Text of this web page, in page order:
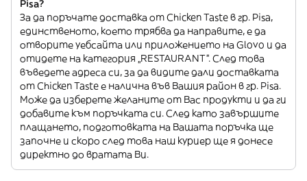
Pisa?
За да поръчате доставка от Chicken Taste в гр. Pisa,
единственото, което трябва да направите, е да
отворите уебсайта или приложението на Glovo и да
отидете на категория „RESTAURANT”. След това
въведете адреса си, за да видите дали доставката
от Chicken Taste е налична във Вашия район в гр. Pisa.
Може да изберете желаните от Вас продукти и да ги
добавите към поръчката си. След като завършите
плащането, подготовката на Вашата поръчка ще
започне и скоро след това наш куриер ще я донесе
директно до вратата Ви.